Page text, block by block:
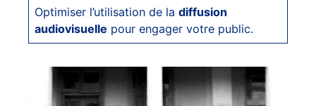
Optimiser l’utilisation de ladiffusion
audiovisuelle pour engager votre public.